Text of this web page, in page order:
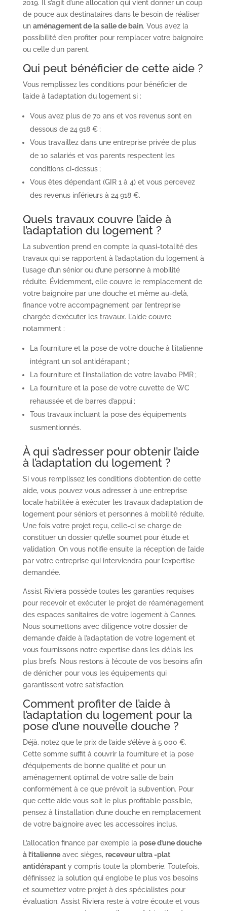
2019. Il s’agit d’une allocation qui vient donner un coup
de pouce aux destinataires dans le besoin de réaliser
un aménagement de la salle de bain. Vous avez la
possibilité d’en profiter pour remplacer votre baignoire
ou celle d’un parent.
Qui peut bénéficier de cette aide ?
Vous remplissez les conditions pour bénéficier de
l’aide à l’adaptation du logement si :
Vous avez plus de 70 ans et vos revenus sont en
dessous de 24 918 € ;
Vous travaillez dans une entreprise privée de plus
de 10 salariés et vos parents respectent les
conditions ci-dessus ;
Vous êtes dépendant (GIR 1 à 4) et vous percevez
des revenus inférieurs à 24 918 €.
Quels travaux couvre l’aide à
l’adaptation du logement ?
La subvention prend en compte la quasi-totalité des
travaux qui se rapportent à l’adaptation du logement à
l’usage d’un sénior ou d’une personne à mobilité
réduite. Évidemment, elle couvre le remplacement de
votre baignoire par une douche et même au-delà,
finance votre accompagnement par l’entreprise
chargée d’exécuter les travaux. L’aide couvre
notamment :
La fourniture et la pose de votre douche à l’italienne
intégrant un sol antidérapant ;
La fourniture et l’installation de votre lavabo PMR ;
La fourniture et la pose de votre cuvette de WC
rehaussée et de barres d’appui ;
Tous travaux incluant la pose des équipements
susmentionnés.
À qui s’adresser pour obtenir l’aide
à l’adaptation du logement ?
Si vous remplissez les conditions d’obtention de cette
aide, vous pouvez vous adresser à une entreprise
locale habilitée à exécuter les travaux d’adaptation de
logement pour séniors et personnes à mobilité réduite.
Une fois votre projet reçu, celle-ci se charge de
constituer un dossier qu’elle soumet pour étude et
validation. On vous notifie ensuite la réception de l’aide
par votre entreprise qui interviendra pour l’expertise
demandée.
Assist Riviera possède toutes les garanties requises
pour recevoir et exécuter le projet de réaménagement
des espaces sanitaires de votre logement à Cannes.
Nous soumettons avec diligence votre dossier de
demande d’aide à l’adaptation de votre logement et
vous fournissons notre expertise dans les délais les
plus brefs. Nous restons à l’écoute de vos besoins afin
de dénicher pour vous les équipements qui
garantissent votre satisfaction.
Comment profiter de l’aide à
l’adaptation du logement pour la
pose d’une nouvelle douche ?
Déjà, notez que le prix de l’aide s’élève à 5 000 €.
Cette somme suffit à couvrir la fourniture et la pose
d’équipements de bonne qualité et pour un
aménagement optimal de votre salle de bain
conformément à ce que prévoit la subvention. Pour
que cette aide vous soit le plus profitable possible,
pensez à l’installation d’une douche en remplacement
de votre baignoire avec les accessoires inclus.
L’allocation finance par exemple la pose d’une douche
à l’italienneavec sièges, receveur ultra -plat
antidérapanty compris toute la plomberie. Toutefois,
définissez la solution qui englobe le plus vos besoins
et soumettez votre projet à des spécialistes pour
évaluation. Assist Riviera reste à votre écoute et vous